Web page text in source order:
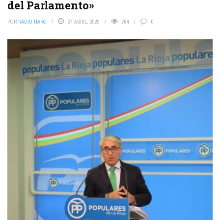
del Parlamento»
POR RADIO HARO 27 ABRIL, 2020 764 0